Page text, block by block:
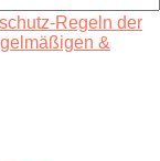
Regeln der
&